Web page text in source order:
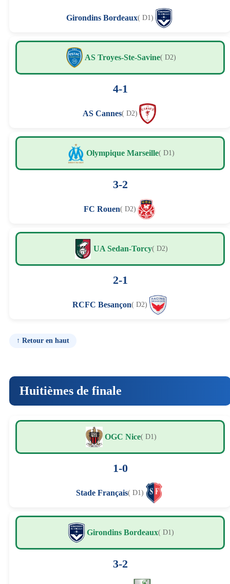
Girondins Bordeaux( D1)
AS Troyes-Ste-Savine( D2)
4-1
AS Cannes( D2)
Olympique Marseille( D1)
3-2
FC Rouen( D2)
UA Sedan-Torcy( D2)
2-1
RCFC Besançon( D2)
↑ Retour en haut
Huitièmes de finale
OGC Nice( D1)
1-0
Stade Français( D1)
Girondins Bordeaux( D1)
3-2